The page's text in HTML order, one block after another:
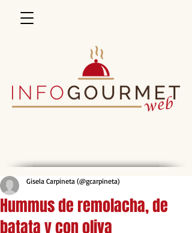
Hummus de remolacha, de
batata y con oliva
Gisela Carpineta (@gcarpineta)